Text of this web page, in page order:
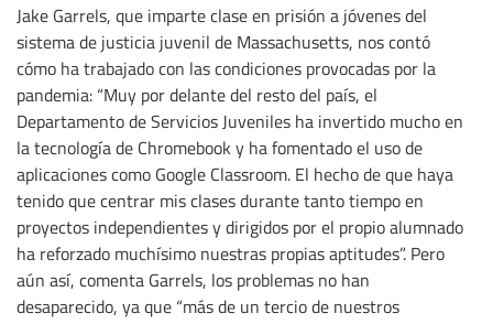
Jake Garrels, que imparte clase en prisión a jóvenes del
sistema de justicia juvenil de Massachusetts, nos contó
cómo ha trabajado con las condiciones provocadas por la
pandemia: “Muy por delante del resto del país, el
Departamento de Servicios Juveniles ha invertido mucho en
la tecnología de Chromebook y ha fomentado el uso de
aplicaciones como Google Classroom. El hecho de que haya
tenido que centrar mis clases durante tanto tiempo en
proyectos independientes y dirigidos por el propio alumnado
ha reforzado muchísimo nuestras propias aptitudes”. Pero
aún así, comenta Garrels, los problemas no han
desaparecido, ya que “más de un tercio de nuestros